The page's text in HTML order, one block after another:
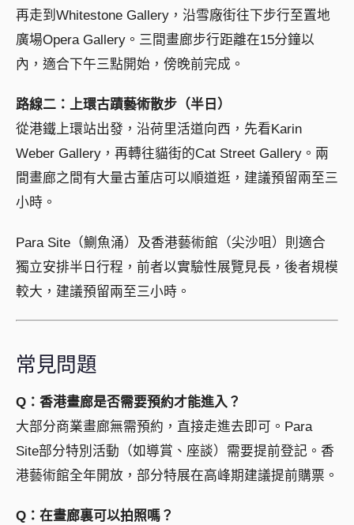
再走到Whitestone Gallery，沿雪廠街往下步行至置地
廣場Opera Gallery。三間畫廊步行距離在15分鐘以
內，適合下午三點開始，傍晚前完成。
路線二：上環古蹟藝術散步（半日）
從港鐵上環站出發，沿荷里活道向西，先看Karin
Weber Gallery，再轉往貓街的Cat Street Gallery。兩
間畫廊之間有大量古董店可以順道逛，建議預留兩至三
小時。
Para Site（鰂魚涌）及香港藝術館（尖沙咀）則適合
獨立安排半日行程，前者以實驗性展覽見長，後者規模
較大，建議預留兩至三小時。
常見問題
Q：香港畫廊是否需要預約才能進入？
大部分商業畫廊無需預約，直接走進去即可。Para
Site部分特別活動（如導賞、座談）需要提前登記。香
港藝術館全年開放，部分特展在高峰期建議提前購票。
Q：在畫廊裏可以拍照嗎？